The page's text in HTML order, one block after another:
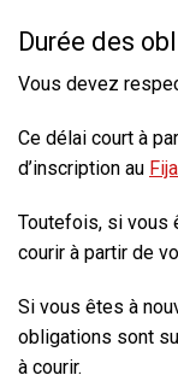
Durée des
Vous devez
Ce délai court à
d’inscription au
Toutefois, si vous
courir à partir de
Si vous êtes à
obligations sont
à courir.